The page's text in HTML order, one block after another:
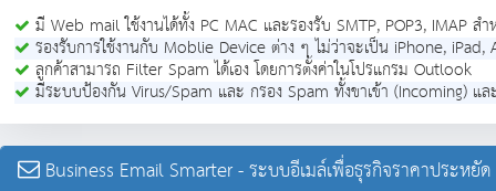
มี Web mail ใช้งานได้ทั้ง PC MAC และรองรับ SMTP, POP3, IMAP
รองรับการใช้งานกับ Moblie Device ต่าง ๆ ไม่ว่าจะเป็น iPhone,
ลูกค้าสามารถ Filter Spam ได้เอง โดยการตั้งค่าในโปรแกรม Outlook
มีระบบป้องกัน Virus/Spam และ กรอง Spam ทั้งขาเข้า (Incoming) แ
Business Email Smarter - ระบบอีเมล์เพื่อธุรกิจราคาประหยั